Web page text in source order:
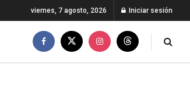
viernes, 7 agosto, 2026 Iniciar sesión